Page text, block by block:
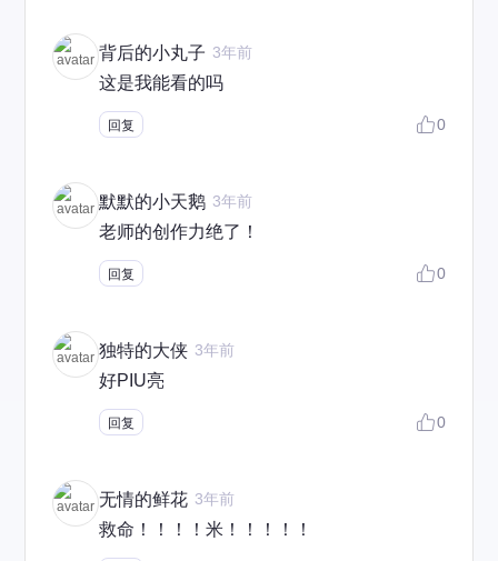
背后的小丸子 3年前
这是我能看的吗
回复 0
默默的小天鹅 3年前
老师的创作力绝了！
回复 0
独特的大侠 3年前
好PIU亮
回复 0
无情的鲜花 3年前
救命！！！！米！！！！！